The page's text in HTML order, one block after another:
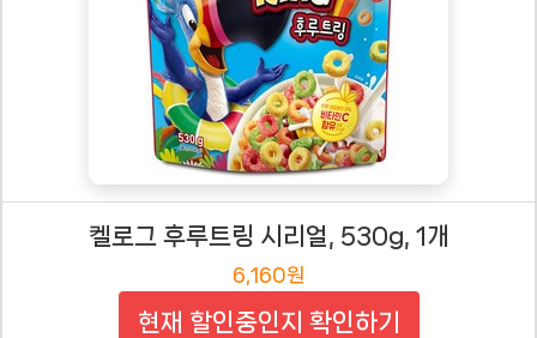
켈로그 후루트링 시리얼, 530g, 1개
6,160원
현재 할인중인지 확인하기